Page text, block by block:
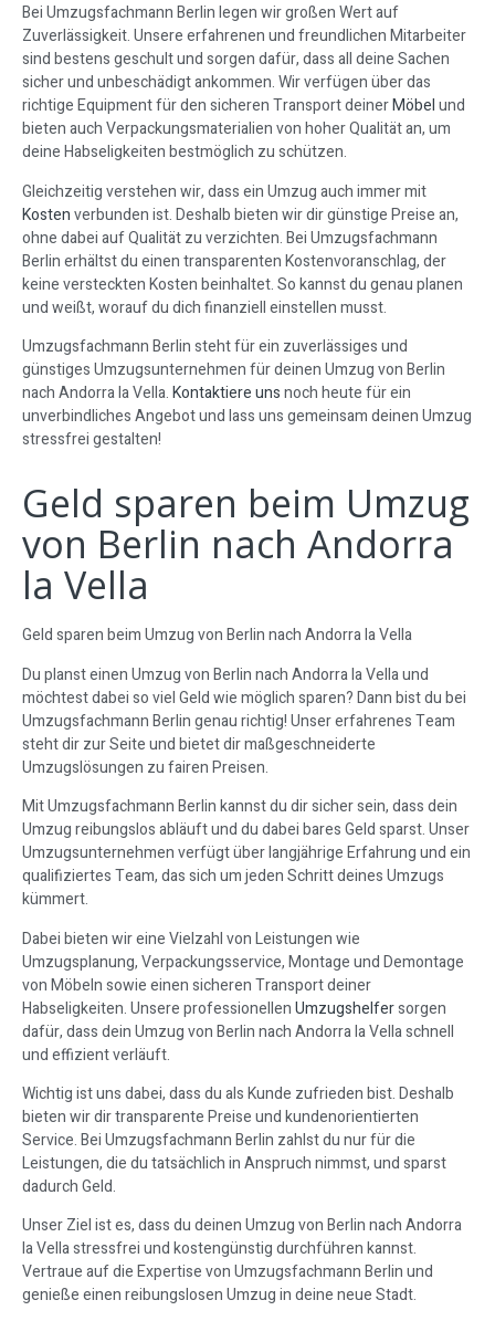
Bei Umzugsfachmann Berlin legen wir großen Wert auf
Zuverlässigkeit. Unsere erfahrenen und freundlichen Mitarbeiter
sind bestens geschult und sorgen dafür, dass all deine Sachen
sicher und unbeschädigt ankommen. Wir verfügen über das
richtige Equipment für den sicheren Transport deinerMöbelund
bieten auch Verpackungsmaterialien von hoher Qualität an, um
deine Habseligkeiten bestmöglich zu schützen.
Gleichzeitig verstehen wir, dass ein Umzug auch immer mit
Kostenverbunden ist. Deshalb bieten wir dir günstige Preise an,
ohne dabei auf Qualität zu verzichten. Bei Umzugsfachmann
Berlin erhältst du einen transparenten Kostenvoranschlag, der
keine versteckten Kosten beinhaltet. So kannst du genau planen
und weißt, worauf du dich finanziell einstellen musst.
Umzugsfachmann Berlin steht für ein zuverlässiges und
günstiges Umzugsunternehmen für deinen Umzug von Berlin
nach Andorra la Vella.Kontaktiere unsnoch heute für ein
unverbindliches Angebot und lass uns gemeinsam deinen Umzug
stressfrei gestalten!
Geld sparen beim Umzug
von Berlin nach Andorra
la Vella
Geld sparen beim Umzug von Berlin nach Andorra la Vella
Du planst einen Umzug von Berlin nach Andorra la Vella und
möchtest dabei so viel Geld wie möglich sparen? Dann bist du bei
Umzugsfachmann Berlin genau richtig! Unser erfahrenes Team
steht dir zur Seite und bietet dir maßgeschneiderte
Umzugslösungen zu fairen Preisen.
Mit Umzugsfachmann Berlin kannst du dir sicher sein, dass dein
Umzug reibungslos abläuft und du dabei bares Geld sparst. Unser
Umzugsunternehmen verfügt über langjährige Erfahrung und ein
qualifiziertes Team, das sich um jeden Schritt deines Umzugs
kümmert.
Dabei bieten wir eine Vielzahl von Leistungen wie
Umzugsplanung, Verpackungsservice, Montage und Demontage
von Möbeln sowie einen sicheren Transport deiner
Habseligkeiten. Unsere professionellenUmzugshelfersorgen
dafür, dass dein Umzug von Berlin nach Andorra la Vella schnell
und effizient verläuft.
Wichtig ist uns dabei, dass du als Kunde zufrieden bist. Deshalb
bieten wir dir transparente Preise und kundenorientierten
Service. Bei Umzugsfachmann Berlin zahlst du nur für die
Leistungen, die du tatsächlich in Anspruch nimmst, und sparst
dadurch Geld.
Unser Ziel ist es, dass du deinen Umzug von Berlin nach Andorra
la Vella stressfrei und kostengünstig durchführen kannst.
Vertraue auf die Expertise von Umzugsfachmann Berlin und
genieße einen reibungslosen Umzug in deine neue Stadt.